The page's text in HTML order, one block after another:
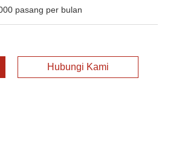
pasang per bulan
Hubungi Kami